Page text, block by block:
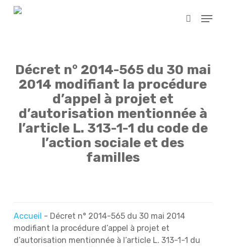
Skip
search
Menu
Décret n° 2014-565 du 30 mai
2014 modifiant la procédure
d’appel à projet et
d’autorisation mentionnée à
l’article L. 313-1-1 du code de
l’action sociale et des
familles
Accueil - Décret n° 2014-565 du 30 mai 2014
modifiant la procédure d’appel à projet et
d’autorisation mentionnée à l’article L. 313-1-1 du